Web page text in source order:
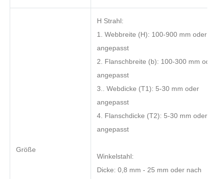
Größe
H Strahl:
1. Webbreite (H): 100-900 mm oder
angepasst
2. Flanschbreite (b): 100-300 mm oder
angepasst
3.. Webdicke (T1): 5-30 mm oder
angepasst
4. Flanschdicke (T2): 5-30 mm oder
angepasst
Winkelstahl:
Dicke: 0,8 mm - 25 mm oder nach